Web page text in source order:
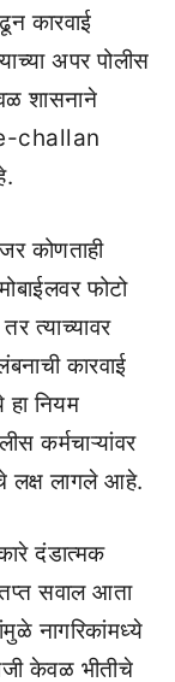
कारवाई
अपर पोलीस
शासनाने
challan
कोणताही
फोटो
त्याच्यावर
कारवाई
हा नियम
कर्मचाऱ्यांवर
लक्ष लागले आहे.
दंडात्मक
सवाल आता
नागरिकांमध्ये
केवळ भीतीचे